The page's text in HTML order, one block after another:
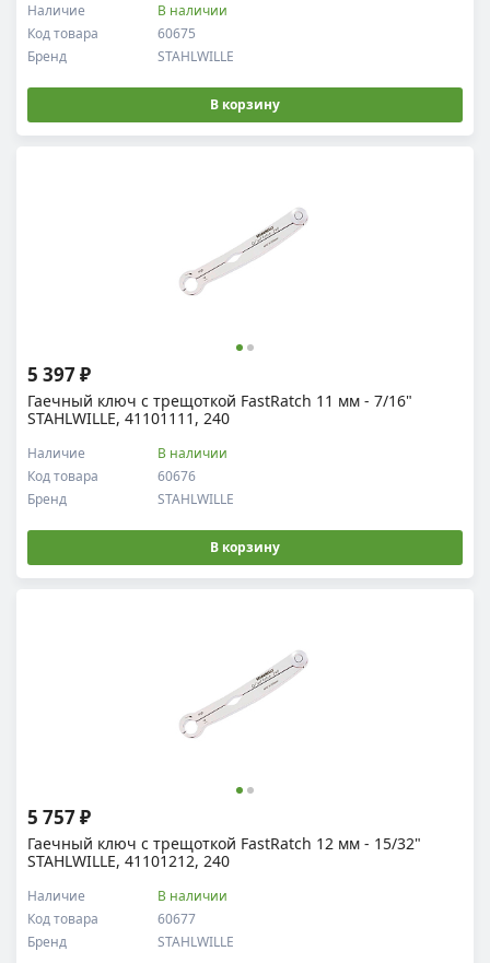
Код товара 60675
Наличие В наличии
Бренд STAHLWILLE
В корзину
Гаечный ключ с трещоткой FastRatch 11 мм - 7/16"
STAHLWILLE, 41101111, 240
Код товара 60676
Наличие В наличии
Бренд STAHLWILLE
5 397 ₽
В корзину
Гаечный ключ с трещоткой FastRatch 12 мм - 15/32"
STAHLWILLE, 41101212, 240
Код товара 60677
Наличие В наличии
Бренд STAHLWILLE
5 757 ₽